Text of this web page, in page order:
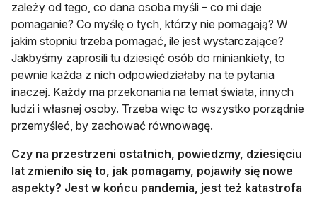
zależy od tego, co dana osoba myśli – co mi daje
pomaganie? Co myślę o tych, którzy nie pomagają? W
jakim stopniu trzeba pomagać, ile jest wystarczające?
Jakbyśmy zaprosili tu dziesięć osób do miniankiety, to
pewnie każda z nich odpowiedziałaby na te pytania
inaczej. Każdy ma przekonania na temat świata, innych
ludzi i własnej osoby. Trzeba więc to wszystko porządnie
przemyśleć, by zachować równowagę.
Czy na przestrzeni ostatnich, powiedzmy, dziesięciu
lat zmieniło się to, jak pomagamy, pojawiły się nowe
aspekty? Jest w końcu pandemia, jest też katastrofa